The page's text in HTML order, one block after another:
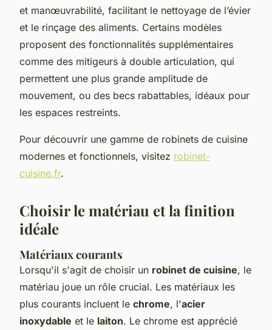
et manœuvrabilité, facilitant le nettoyage de l’évier
et le rinçage des aliments. Certains modèles
proposent des fonctionnalités supplémentaires
comme des mitigeurs à double articulation, qui
permettent une plus grande amplitude de
mouvement, ou des becs rabattables, idéaux pour
les espaces restreints.
Pour découvrir une gamme de robinets de cuisine
modernes et fonctionnels, visitez robinet-
cuisine.fr.
Choisir le matériau et la finition
idéale
Matériaux courants
Lorsqu'il s'agit de choisir un robinet de cuisine, le
matériau joue un rôle crucial. Les matériaux les
plus courants incluent le chrome, l'acier
inoxydable et le laiton. Le chrome est apprécié